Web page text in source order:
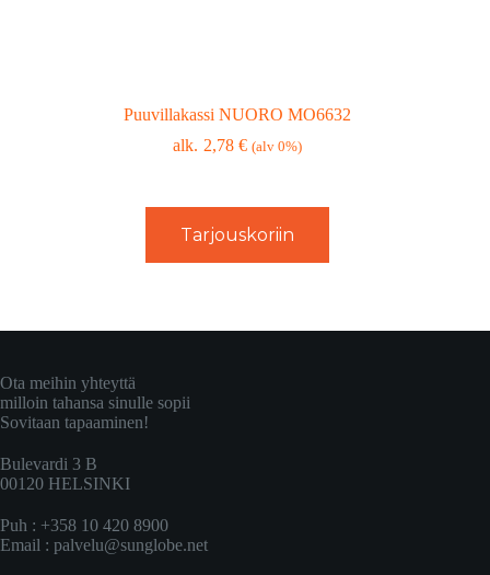
Puuvillakassi NUORO MO6632
2,78€ (alv 0%)
Tarjouskoriin
Ota meihin yhteyttä
milloin tahansa sinulle sopii
Sovitaan tapaaminen!
Bulevardi 3 B
00120 HELSINKI
Puh : +358 10 420 8900
Email : palvelu@sunglobe.net